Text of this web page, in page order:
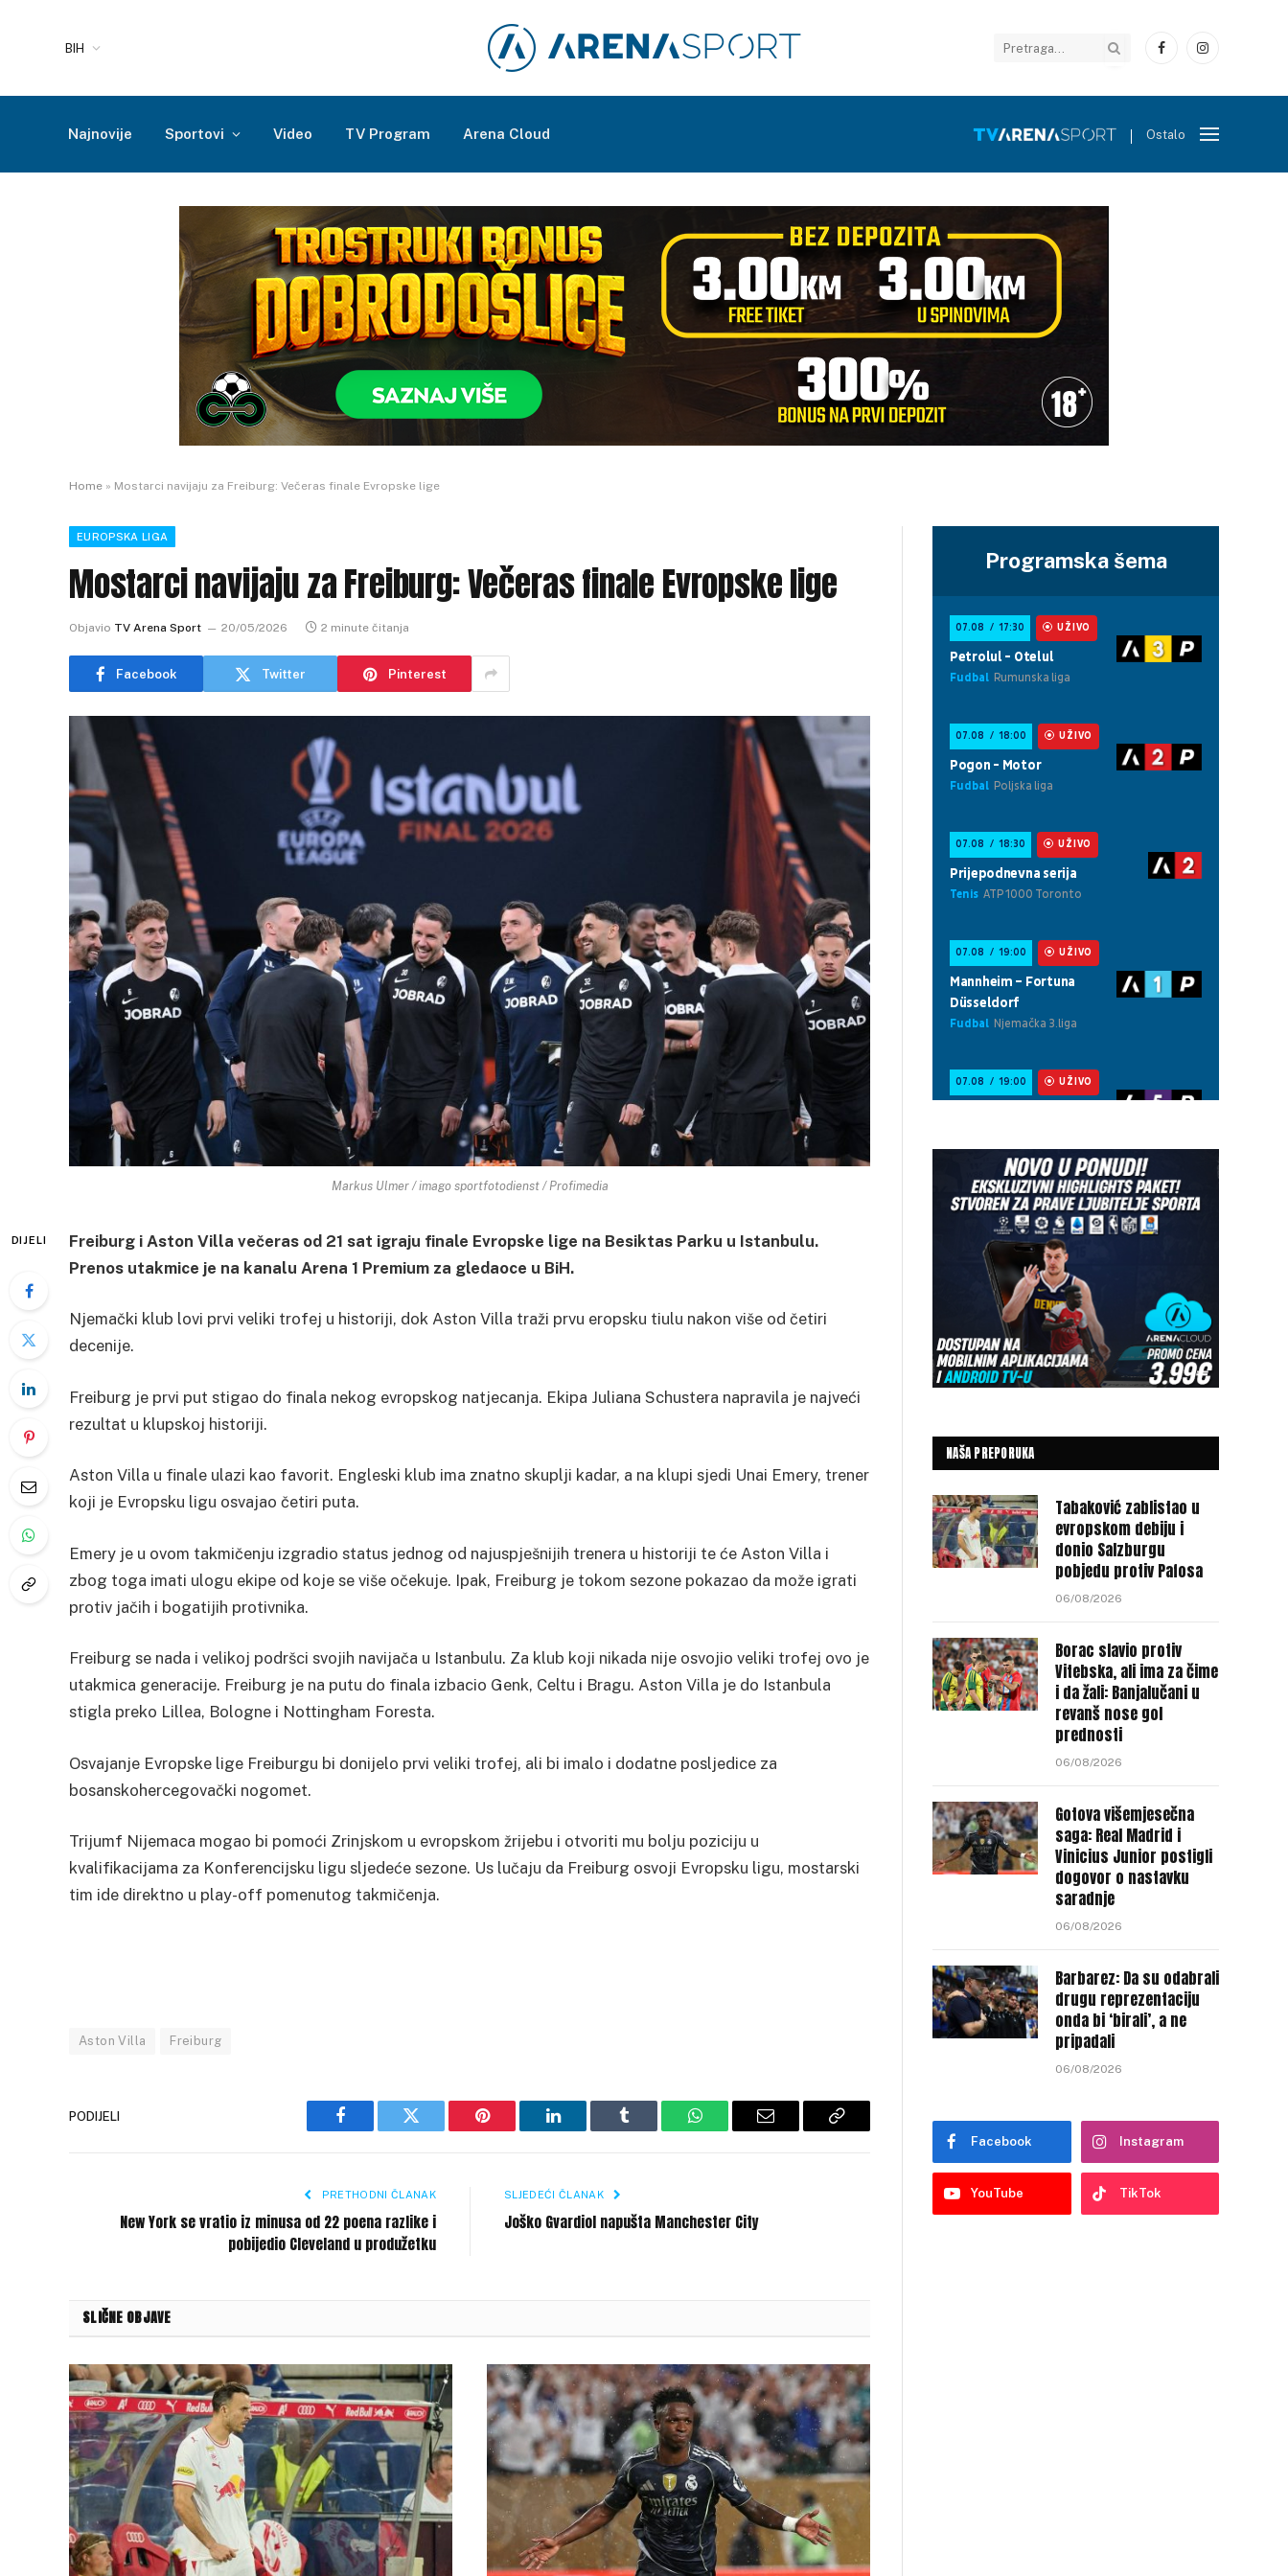
BIH
FacebookInstagram
Najnovije Sportovi Video TV Program Arena Cloud Ostalo
Home » Mostarci navijaju za Freiburg: Večeras finale Evropske lige
EUROPSKA LIGA
Mostarci navijaju za Freiburg: Večeras finale Evropske lige
Objavio TV Arena Sport 20/05/2026 2 minute čitanja
Facebook Twitter Pinterest
Markus Ulmer / imago sportfotodienst / Profimedia
DIJELI
Freiburg i Aston Villa večeras od 21 sat igraju finale Evropske lige na Besiktas Parku u Istanbulu.
Prenos utakmice je na kanalu Arena 1 Premium za gledaoce u BiH.
Njemački klub lovi prvi veliki trofej u historiji, dok Aston Villa traži prvu eropsku tiulu nakon više od četiri
decenije.
Freiburg je prvi put stigao do finala nekog evropskog natjecanja. Ekipa Juliana Schustera napravila je najveći
rezultat u klupskoj historiji.
Aston Villa u finale ulazi kao favorit. Engleski klub ima znatno skuplji kadar, a na klupi sjedi Unai Emery, trener
koji je Evropsku ligu osvajao četiri puta.
Emery je u ovom takmičenju izgradio status jednog od najuspješnijih trenera u historiji te će Aston Villa i
zbog toga imati ulogu ekipe od koje se više očekuje. Ipak, Freiburg je tokom sezone pokazao da može igrati
protiv jačih i bogatijih protivnika.
Freiburg se nada i velikoj podršci svojih navijača u Istanbulu. Za klub koji nikada nije osvojio veliki trofej ovo je
utakmica generacije. Freiburg je na putu do finala izbacio Genk, Celtu i Bragu. Aston Villa je do Istanbula
stigla preko Lillea, Bologne i Nottingham Foresta.
Osvajanje Evropske lige Freiburgu bi donijelo prvi veliki trofej, ali bi imalo i dodatne posljedice za
bosanskohercegovački nogomet.
Trijumf Nijemaca mogao bi pomoći Zrinjskom u evropskom žrijebu i otvoriti mu bolju poziciju u
kvalifikacijama za Konferencijsku ligu sljedeće sezone. Us lučaju da Freiburg osvoji Evropsku ligu, mostarski
tim ide direktno u play-off pomenutog takmičenja.
Aston Villa Freiburg
PODIJELI
Facebook Twitter Pinterest LinkedIn Tumblr WhatsAppEmail
Copy
PRETHODNI ČLANAK
New York se vratio iz minusa od 22 poena razlike i
pobijedio Cleveland u produžetku
SLJEDEĆI ČLANAK
Joško Gvardiol napušta Manchester City
SLIČNE OBJAVE
Programska šema
NAŠA PREPORUKA
Tabaković zablistao u
evropskom debiju i
donio Salzburgu
pobjedu protiv Pafosa
06/08/2026
Borac slavio protiv
Vitebska, ali ima za čime
i da žali: Banjalučani u
revanš nose gol
prednosti
06/08/2026
Gotova višemjesečna
saga: Real Madrid i
Vinicius Junior postigli
dogovor o nastavku
saradnje
06/08/2026
Barbarez: Da su odabrali
drugu reprezentaciju
onda bi ‘birali’, a ne
pripadali
06/08/2026
Facebook Instagram
YouTube TikTok